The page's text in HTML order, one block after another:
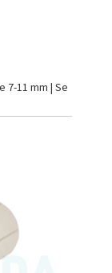
7-11 mm | Se